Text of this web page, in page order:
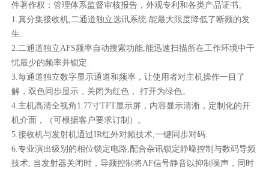
件著作权：管理体系监督审核报告，外观专利和各类产品证书。
1.真分集接收机,二通道独立选讯系统.能最大限度降低了断频的发
生.
2.二通道独立AFS频率自动搜索功能,能迅速扫描所在工作环境中干
忧最少的频率并锁定.
3.每通道独立数字显示通道和频率，让使用者对主机操作一目了
解，双色同步显示，关闭为红色， 打开为绿色。
4.主机高清全视角1.77寸TFT显示屏，内容显示清淅，定制化的开
机介面，（可根据客户要求订制）。
5.接收机与发射机通过IR红外对频技术,一键同步对码.
6.专业演出级别的相位锁定电路,配合杂讯锁定静噪控制与数码导频
技术, 当发射器关闭时，导频控制将AF信号静音以抑制噪声，同时